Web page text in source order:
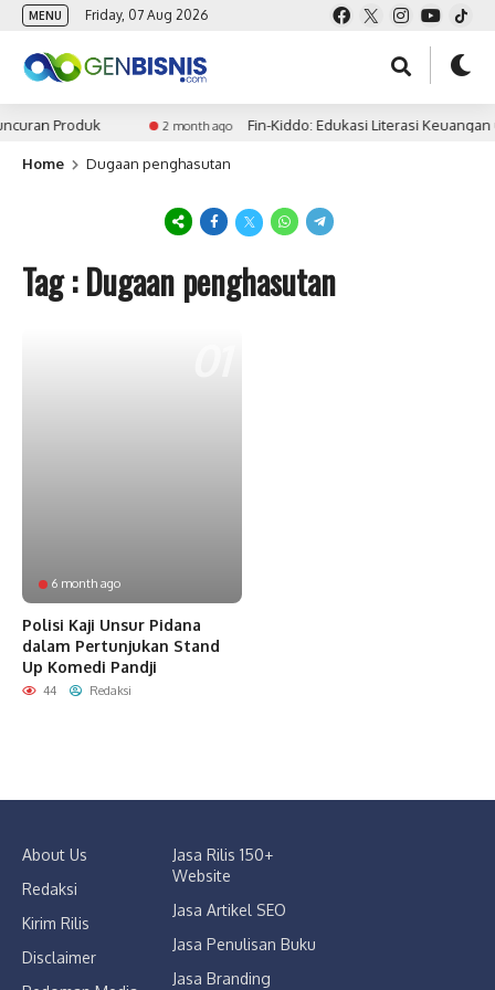
MENU Friday, 07 Aug 2026
Produk 2 month ago Fin-Kiddo: Edukasi Literasi
Home Dugaan penghasutan
Tag : Dugaan penghasutan
6 month ago
Polisi Kaji Unsur Pidana
dalam Pertunjukan Stand
Up Komedi Pandji
44 Redaksi
About Us
Redaksi
Kirim Rilis
Disclaimer
Jasa Rilis 150+
Website
Jasa Artikel SEO
Jasa Penulisan Buku
Jasa Branding